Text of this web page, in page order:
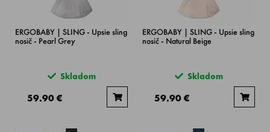
ERGOBABY | SLING - Upsie sling
nosič - Pearl Grey
Skladom
59.90 €
ERGOBABY | SLING - Upsie sling
nosič - Natural Beige
Skladom
59.90 €